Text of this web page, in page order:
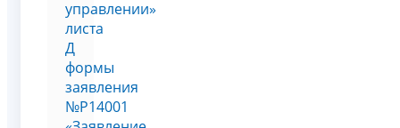
управлении»
листа
Д
формы
заявления
№Р14001